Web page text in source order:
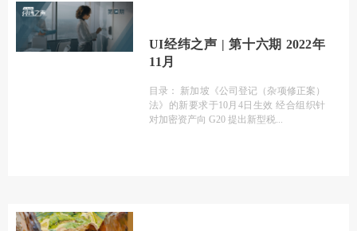
UI经纬之声 | 第十六期 2022年
11月
目录： 新加坡《公司登记（杂项修正案）
法》的新要求于10月4日生效 经合组织针
对加密资产向 G20 提出新型税